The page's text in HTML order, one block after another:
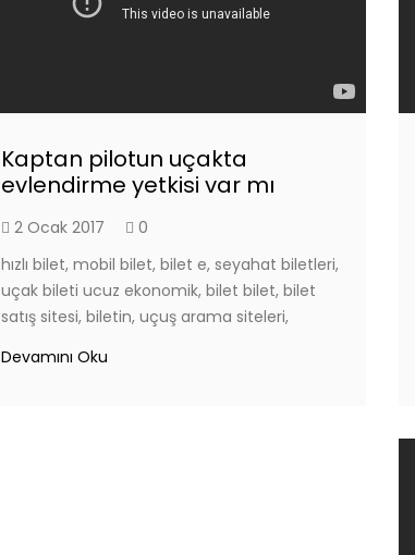
Kaptan pilotun uçakta
evlendirme yetkisi var mı
2 Ocak 2017
0
hızlı bilet, mobil bilet, bilet e, seyahat biletleri,
uçak bileti ucuz ekonomik, bilet bilet, bilet
satış sitesi, biletin, uçuş arama siteleri,
Devamını Oku